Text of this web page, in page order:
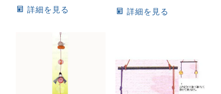
詳細を見る 詳細を見る